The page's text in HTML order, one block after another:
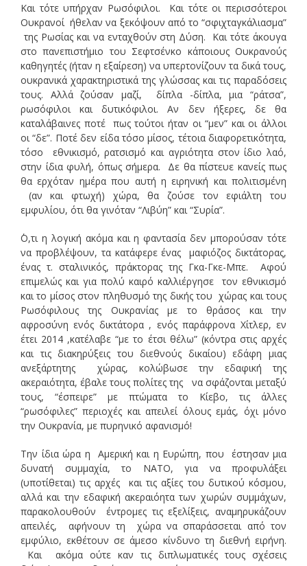
Και τότε υπήρχαν Ρωσόφιλοι. Και τότε οι περισσότεροι
Ουκρανοί ήθελαν να ξεκόψουν από το “σφιχταγκάλιασμα”
της Ρωσίας και να ενταχθούν στη Δύση. Και τότε άκουγα
στο πανεπιστήμιο του Σεφτσένκο κάποιους Ουκρανούς
καθηγητές (ήταν η εξαίρεση) να υπερτονίζουν τα δικά τους,
ουκρανικά χαρακτηριστικά της γλώσσας και τις παραδόσεις
τους. Αλλά ζούσαν μαζί, δίπλα -δίπλα, μια “ράτσα”,
ρωσόφιλοι και δυτικόφιλοι. Αν δεν ήξερες, δε θα
καταλάβαινες ποτέ πως τούτοι ήταν οι “μεν” και οι άλλοι
οι “δε”. Ποτέ δεν είδα τόσο μίσος, τέτοια διαφορετικότητα,
τόσο εθνικισμό, ρατσισμό και αγριότητα στον ίδιο λαό,
στην ίδια φυλή, όπως σήμερα. Δε θα πίστευε κανείς πως
θα ερχόταν ημέρα που αυτή η ειρηνική και πολιτισμένη
(αν και φτωχή) χώρα, θα ζούσε τον εφιάλτη του
εμφυλίου, ότι θα γινόταν “Λιβύη” και “Συρία”.
΄Ο,τι η λογική ακόμα και η φαντασία δεν μπορούσαν τότε
να προβλέψουν, τα κατάφερε ένας μαφιόζος δικτάτορας,
ένας τ. σταλινικός, πράκτορας της Γκα-Γκε-Μπε. Αφού
επιμελώς και για πολύ καιρό καλλιέργησε τον εθνικισμό
και το μίσος στον πληθυσμό της δικής του χώρας και τους
Ρωσόφιλους της Ουκρανίας με το θράσος και την
αφροσύνη ενός δικτάτορα , ενός παράφρονα Χίτλερ, εν
έτει 2014 ,κατέλαβε “με το έτσι θέλω” (κόντρα στις αρχές
και τις διακηρύξεις του διεθνούς δικαίου) εδάφη μιας
ανεξάρτητης χώρας, κολώβωσε την εδαφική της
ακεραιότητα, έβαλε τους πολίτες της να σφάζονται μεταξύ
τους, “έσπειρε” με πτώματα το Κίεβο, τις άλλες
“ρωσόφιλες” περιοχές και απειλεί όλους εμάς, όχι μόνο
την Ουκρανία, με πυρηνικό αφανισμό!
Την ίδια ώρα η Αμερική και η Ευρώπη, που έστησαν μια
δυνατή συμμαχία, το ΝΑΤΟ, για να προφυλάξει
(υποτίθεται) τις αρχές και τις αξίες του δυτικού κόσμου,
αλλά και την εδαφική ακεραιόητα των χωρών συμμάχων,
παρακολουθούν έντρομες τις εξελίξεις, αναμηρυκάζουν
απειλές, αφήνουν τη χώρα να σπαράσσεται από τον
εμφύλιο, εκθέτουν σε άμεσο κίνδυνο τη διεθνή ειρήνη.
Και ακόμα ούτε καν τις διπλωματικές τους σχέσεις